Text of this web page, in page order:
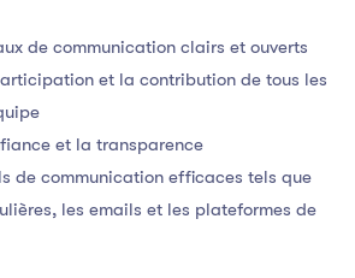
de communication clairs et ouverts
et la contribution de tous les
et la transparence
de communication efficaces tels que
les emails et les plateformes de